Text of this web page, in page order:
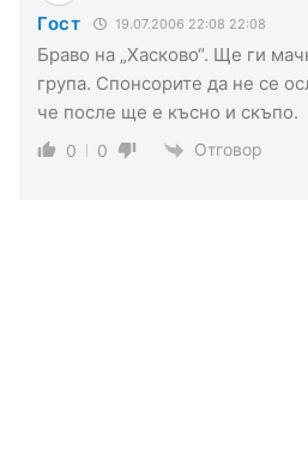
Гост 19.07.2006 22:08 22:08
Браво на „Хасково“. Ще ги
група. Спонсорите да не се
че после ще е късно и скъпо.
0 0 Отговор